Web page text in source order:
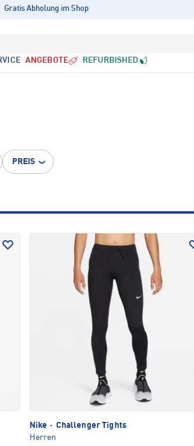
Gratis Abholung im Shop
ANGEBOTE REFURBISHED
PREIS
Nike · Challenger Tights
Herren